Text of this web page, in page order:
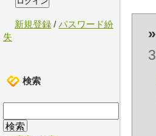
»
3
新規登録 / パスワード紛
失
検索